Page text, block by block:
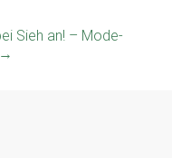
Sieh an! – Mode-
→